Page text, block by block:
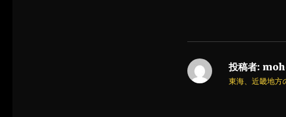
投稿者:
東海、近畿地方